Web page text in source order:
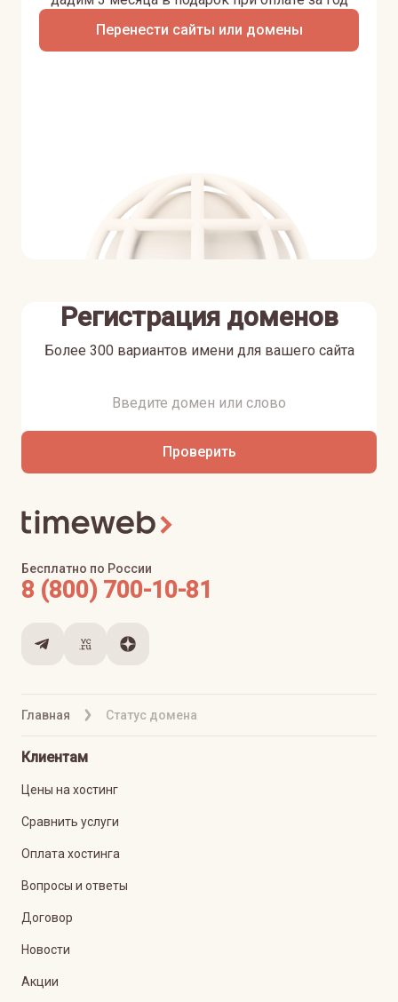
Перенести сайты или домены
Регистрация доменов
Более 300 вариантов имени для вашего сайта
Проверить
Главная Статус домена
Бесплатно по России
8 (800) 700-10-81
Клиентам
Цены на хостинг
Сравнить услуги
Оплата хостинга
Вопросы и ответы
Договор
Новости
Акции